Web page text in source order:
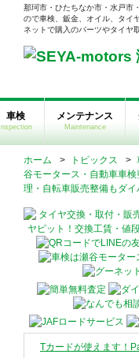
那珂市・ひたちなか市・水戸市
ので車検、鈑金、オイル、タイ
ネットで購入のパーツやタイヤ
車検
Inspection
メンテナンス
Maintenance
ホーム > トピックス >
谷モータース・自動車車
理・自転車販売整備もダ
Tカードが使えます！